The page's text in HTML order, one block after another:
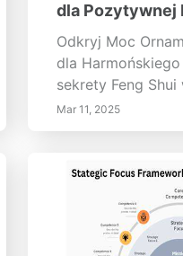
dla Pozytywnej
Odkryj Moc
dla
sekrety Feng Shui
kompleksowym
ornamentach
chińskiej
głębokie
naszym
samopoczuciem.
Mar 11, 2025